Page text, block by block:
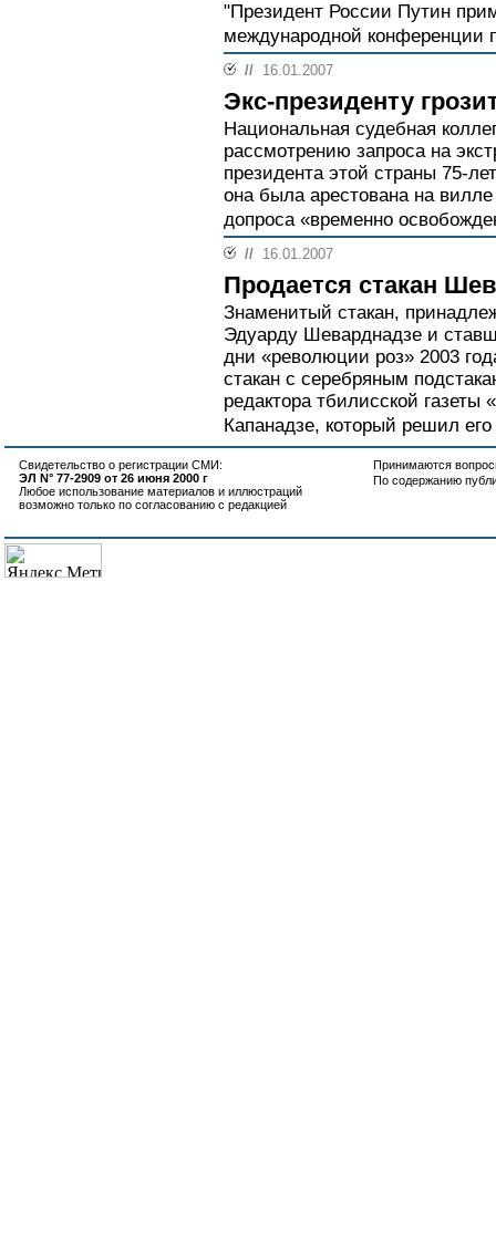
"Президент России Путин
международной конференции
// 16.01.2007
Экс-президенту
Национальная судебная
рассмотрению запроса на
президента этой страны 75-
она была арестована на
допроса «временно
// 16.01.2007
Продается стакан
Знаменитый стакан,
Эдуарду Шеварднадзе и
дни «революции роз» 2003
стакан с серебряным
редактора тбилисской
Капанадзе, который решил
Свидетельство о регистрации СМИ:
ЭЛ N° 77-2909 от 26 июня 2000 г
Любое использование материалов и иллюстраций
возможно только по согласованию с редакцией
Принимаются
По содержанию